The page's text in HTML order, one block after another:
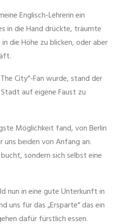
Englisch-Lehrerin ein
in die Hand drückte, träumte
die Höhe zu blicken, oder aber
City“-Fan wurde, stand der
auf eigene Faust zu
Möglichkeit fand, von Berlin
beiden von Anfang an:
sondern sich selbst eine
nun in eine gute Unterkunft in
für das „Ersparte“ das ein
dafür fürstlich essen.